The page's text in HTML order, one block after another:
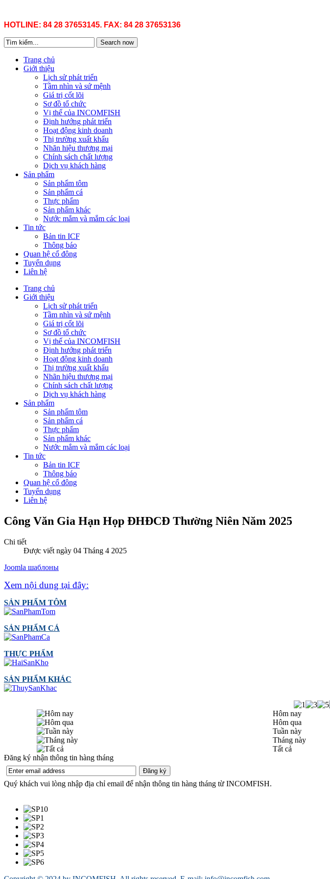
HOTLINE: 84 28 37653145. FAX: 84 28 37653136
Search now
Trang chủ
Giới thiệu
Lịch sử phát triển
Tầm nhìn và sứ mệnh
Giá trị cốt lõi
Sơ đồ tổ chức
Vị thế của INCOMFISH
Định hướng phát triển
Hoạt động kinh doanh
Thị trường xuất khẩu
Nhãn hiệu thương mại
Chính sách chất lượng
Dịch vụ khách hàng
Sản phẩm
Sản phẩm tôm
Sản phẩm cá
Thực phẩm
Sản phẩm khác
Nước mắm và mắm các loại
Tin tức
Bản tin ICF
Thông báo
Quan hệ cổ đông
Tuyển dụng
Liên hệ
Trang chủ
Giới thiệu
Lịch sử phát triển
Tầm nhìn và sứ mệnh
Giá trị cốt lõi
Sơ đồ tổ chức
Vị thế của INCOMFISH
Định hướng phát triển
Hoạt động kinh doanh
Thị trường xuất khẩu
Nhãn hiệu thương mại
Chính sách chất lượng
Dịch vụ khách hàng
Sản phẩm
Sản phẩm tôm
Sản phẩm cá
Thực phẩm
Sản phẩm khác
Nước mắm và mắm các loại
Tin tức
Bản tin ICF
Thông báo
Quan hệ cổ đông
Tuyển dụng
Liên hệ
Công Văn Gia Hạn Họp ĐHĐCĐ Thường Niên Năm 2025
Chi tiết
Được viết ngày 04 Tháng 4 2025
Joomla шаблоны
Xem nội dung tại đây:
SẢN PHẨM TÔM
SẢN PHẨM CÁ
THỰC PHẨM
SẢN PHẨM KHÁC
Hôm nay
Hôm qua
Tuần này
Tháng này
Tất cả
Đăng ký nhận thông tin hàng tháng
Quý khách vui lòng nhập địa chỉ email để nhận thông tin hàng tháng từ INCOMFISH.